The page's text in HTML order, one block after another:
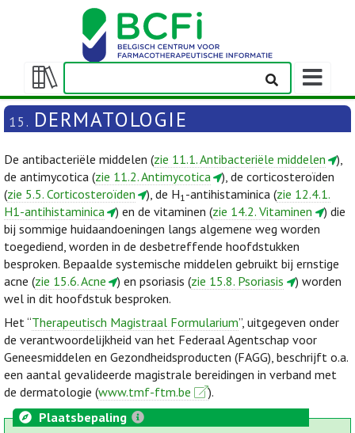
Weergeven/verbergen
inhoudstafel
15. DERMATOLOGIE
De antibacteriële middelen (zie 11.1. Antibacteriële middelen
),
de antimycotica (zie 11.2. Antimycotica
), de corticosteroïden
(zie 5.5. Corticosteroïden ), de H1-antihistaminica (zie 12.4.1.
H1-antihistaminica
) en de vitaminen (zie 14.2. Vitaminen
) die
bij sommige huidaandoeningen langs algemene weg worden
toegediend, worden in de desbetreffende hoofdstukken
besproken. Bepaalde systemische middelen gebruikt bij ernstige
acne (zie 15.6. Acne ) en psoriasis (zie 15.8. Psoriasis
) worden
wel in dit hoofdstuk besproken.
Het “Therapeutisch Magistraal Formularium”, uitgegeven onder
de verantwoordelijkheid van het Federaal Agentschap voor
Geneesmiddelen en Gezondheidsproducten (FAGG), beschrijft o.a.
een aantal gevalideerde magistrale bereidingen in verband met
de dermatologie (www.tmf-ftm.be
).
Plaatsbepaling